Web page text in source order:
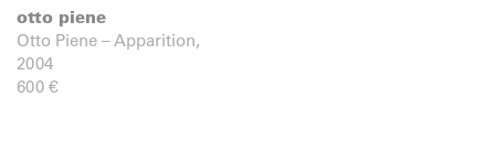
otto piene
Otto Piene – Apparition,
2004
600 €